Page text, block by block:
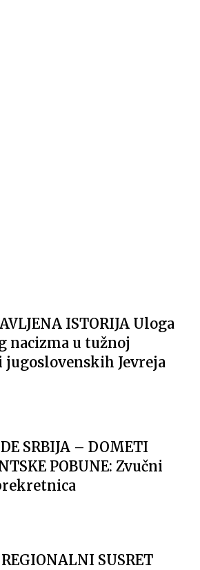
ISTORIJA Uloga
nacizma u tužnoj
jugoslovenskih Jevreja
SRBIJA – DOMETI
POBUNE: Zvučni
SUSRET